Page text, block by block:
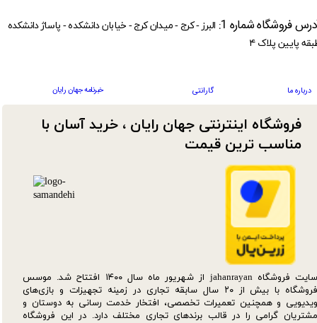
سایت فروشگاه jahanrayan از شهریور ماه سال ۱۴۰۰ افتتاح شد. موسس
فروشگاه با بیش از ۲۰ سال سابقه تجاری در زمینه تجهیزات و بازی‌های
ویدیویی و همچنین تعمیرات تخصصی، افتخار خدمت رسانی به دوستان و
مشتریان گرامی را در قالب برندهای تجاری مختلف دارد. در این فروشگاه
فروشگاه اینترنتی جهان رایان ، خرید آسان با
مناسب ترین قیمت​​​​​​​
درباره ما گارانتی خبرنامه جهان رایان
فروشگاه شماره 1:
البرز - کرج - میدان کرج - خیابان دانشکده - پاساژ دانشکده
پایین پلاک ۴